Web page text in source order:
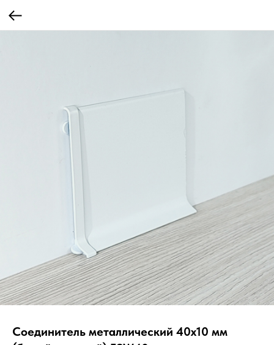
Соединитель металлический 40х10 мм